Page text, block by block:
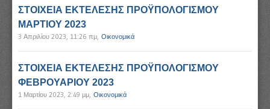
ΣΤΟΙΧΕΙΑ ΕΚΤΕΛΕΣΗΣ ΠΡΟΫΠΟΛΟΓΙΣΜΟΥ
ΜΑΡΤΙΟΥ 2023
3 Απριλίου 2023, 11:26 πμ, Οικονομικά
ΣΤΟΙΧΕΙΑ ΕΚΤΕΛΕΣΗΣ ΠΡΟΫΠΟΛΟΓΙΣΜΟΥ
ΦΕΒΡΟΥΑΡΙΟΥ 2023
1 Μαρτίου 2023, 2:49 μμ, Οικονομικά